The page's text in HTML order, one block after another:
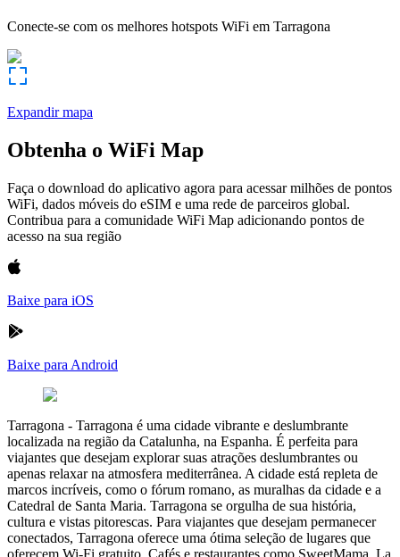
Conecte-se com os melhores hotspots WiFi em Tarragona
Expandir mapa
Obtenha o WiFi Map
Faça o download do aplicativo agora para acessar milhões de pontos
WiFi, dados móveis do eSIM e uma rede de parceiros global.
Contribua para a comunidade WiFi Map adicionando pontos de
acesso na sua região
Baixe para iOS
Baixe para Android
Tarragona - Tarragona é uma cidade vibrante e deslumbrante
localizada na região da Catalunha, na Espanha. É perfeita para
viajantes que desejam explorar suas atrações deslumbrantes ou
apenas relaxar na atmosfera mediterrânea. A cidade está repleta de
marcos incríveis, como o fórum romano, as muralhas da cidade e a
Catedral de Santa Maria. Tarragona se orgulha de sua história,
cultura e vistas pitorescas. Para viajantes que desejam permanecer
conectados, Tarragona oferece uma ótima seleção de lugares que
oferecem Wi-Fi gratuito. Cafés e restaurantes como SweetMama, La